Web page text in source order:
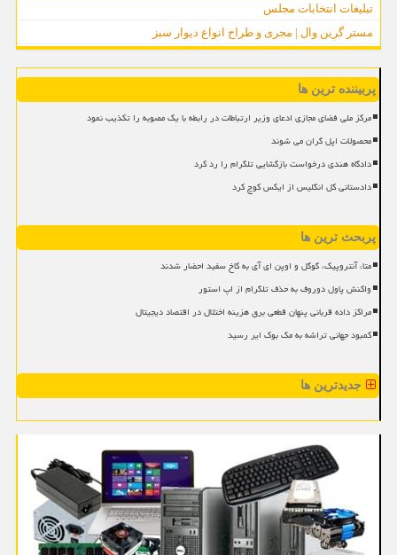
تبلیغات انتخابات مجلس
مستر گرین وال | مجری و طراح انواع دیوار سبز
پربیننده ترین ها
مرکز ملی فضای مجازی ادعای وزیر ارتباطات در رابطه با یک مصوبه را تکذیب نمود
محصولات اپل گران می شوند
دادگاه هندی درخواست بازگشایی تلگرام را رد کرد
دادستانی کل انگلیس از ایکس کوچ کرد
پربحث ترین ها
متا، آنتروپیک، گوگل و اوپن ای آی به کاخ سفید احضار شدند
واکنش پاول دوروف به حذف تلگرام از اپ استور
مراکز داده قربانی پنهان قطعی برق هزینه اختلال در اقتصاد دیجیتال
کمبود جهانی تراشه به مک بوک ایر رسید
جدیدترین ها